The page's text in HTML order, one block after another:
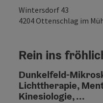
Wintersdorf 43
4204Ottenschlag im
Rein ins
Dunkelfeld-
Lichttherapie,
Kinesiologie, ...